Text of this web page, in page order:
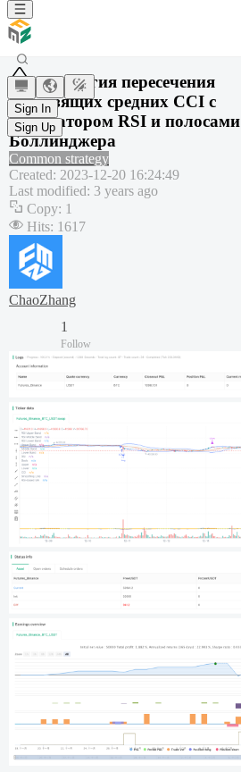
Sign In
Sign Up
Стратегия пересечения
скользящих средних CCI с
индикатором RSI и полосами
Боллинджера
Common strategy
Created: 2023-12-20 16:24:49
Last modified: 3 years ago
Copy: 1
Hits: 1617
ChaoZhang
1
Follow